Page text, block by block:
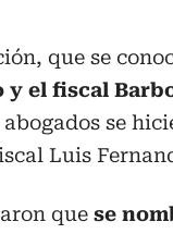
que se
el fiscal
se
Luis
que se